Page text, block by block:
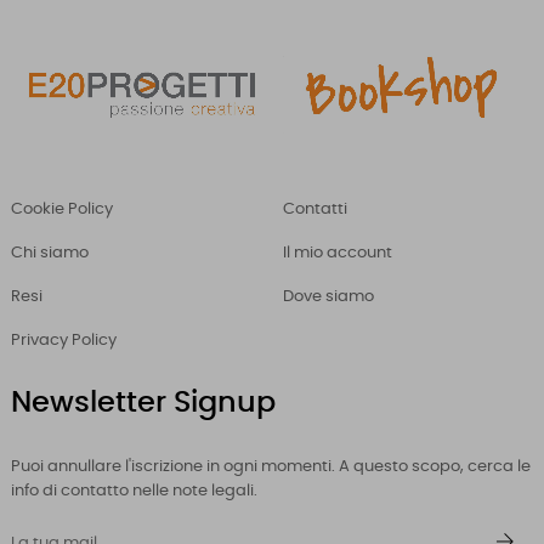
Cookie Policy
Chi siamo
Resi
Privacy Policy
Contatti
Il mio account
Dove siamo
Newsletter Signup
Puoi annullare l'iscrizione in ogni momenti. A questo scopo, cerca le
info di contatto nelle note legali.